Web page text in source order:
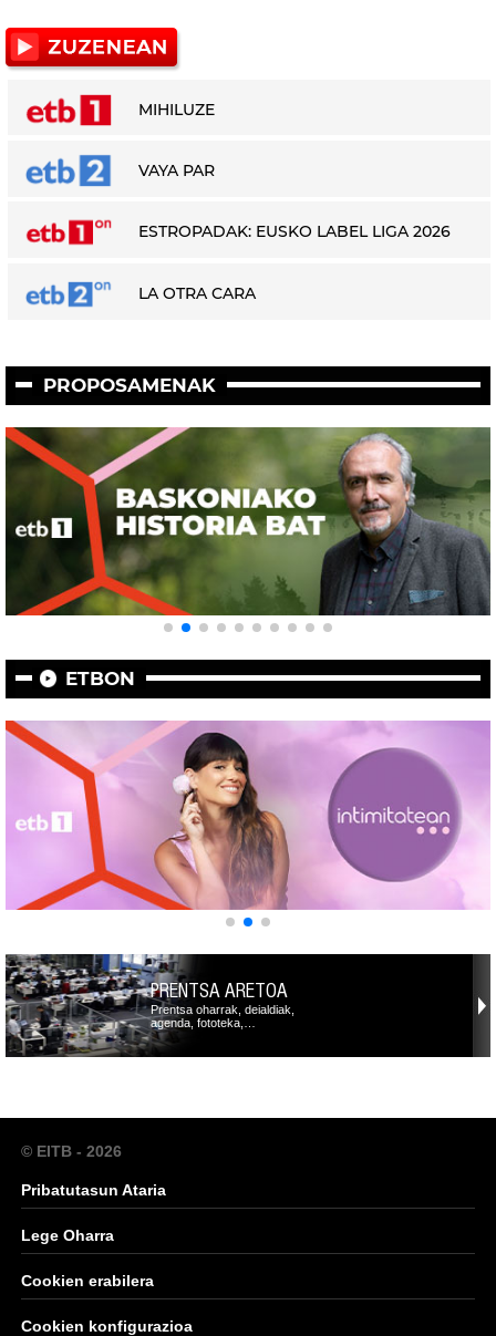
MIHILUZE
VAYA PAR
ESTROPADAK: EUSKO LABEL LIGA 2026
LA OTRA CARA
PROPOSAMENAK
ETBON
PRENTSA ARETOA
Prentsa oharrak, deialdiak,
agenda, fototeka,…
© EITB - 2026
Pribatutasun Ataria
Lege Oharra
Cookien erabilera
Cookien konfigurazioa